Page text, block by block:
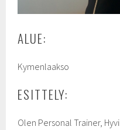
ALUE:
Kymenlaakso
ESITTELY:
Olen Personal Trainer,